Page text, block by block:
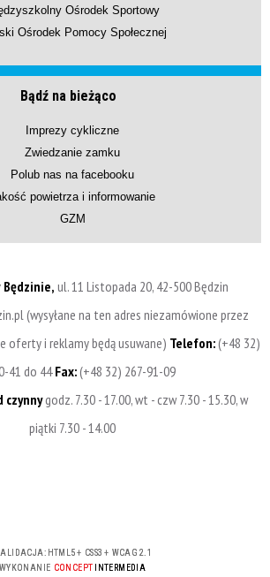
Ośrodek Sportowy
Ośrodek Pomocy Społecznej
Bądź na bieżąco
Imprezy cykliczne
Zwiedzanie zamku
Polub nas na facebooku
powietrza i informowanie
GZM
Będzinie,ul. 11 Listopada 20, 42-500 Będzin
(wysyłane na ten adres niezamówione przez
oferty i reklamy będą usuwane) Telefon:(+48 32)
41 do 44Fax:(+48 32) 267-91-09
czynnygodz. 7.30 - 17.00, wt - czw 7.30 - 15.30, w
piątki 7.30 - 14.00
HTML5+ CSS3 + WCAG 2.1
WYKONANIE CONCEPT INTERMEDIA